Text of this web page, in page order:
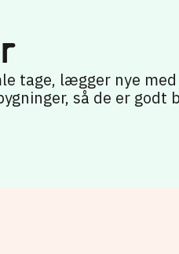
tage, lægger nye
så de er godt